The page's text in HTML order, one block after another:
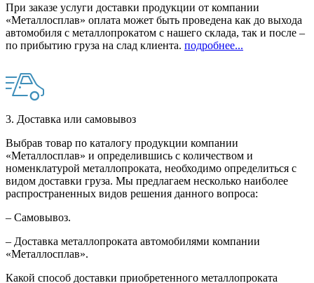
При заказе услуги доставки продукции от компании
«Металлосплав» оплата может быть проведена как до выхода
автомобиля с металлопрокатом с нашего склада, так и после –
по прибытию груза на слад клиента. подробнее...
3. Доставка или самовывоз
Выбрав товар по каталогу продукции компании
«Металлосплав» и определившись с количеством и
номенклатурой металлопроката, необходимо определиться с
видом доставки груза. Мы предлагаем несколько наиболее
распространенных видов решения данного вопроса:
– Самовывоз.
– Доставка металлопроката автомобилями компании
«Металлосплав».
Какой способ доставки приобретенного металлопроката